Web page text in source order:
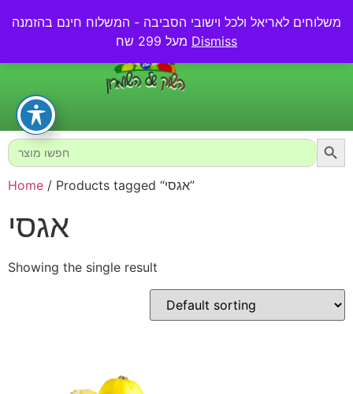
משלוחים לאריאל ולכל וישובי הסביבה - המשלוח חינם בהזמנה
Dismiss
0.00₪
Search
for:
Home / Products tagged “אגסי”
אגסי
Showing the single result